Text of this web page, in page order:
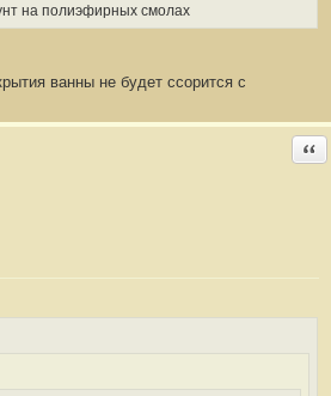
на полиэфирных смолах
ванны не будет ссорится с